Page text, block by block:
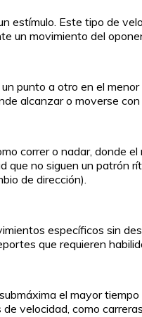
estímulo. Este tipo de
un movimiento del
punto a otro en el
alcanzar o moverse
correr o nadar, donde
que no siguen un patrón
de dirección).
específicos sin
que requieren
el mayor
velocidad, como